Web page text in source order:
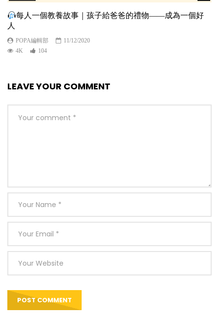
每人一個教養故事｜孩子給爸爸的禮物——成為一個好
人
POPA編輯部
11/12/2020
4K
104
LEAVE YOUR COMMENT